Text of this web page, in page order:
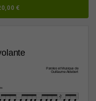
€
Paroles et Musique de
Guillaume Aldebert
